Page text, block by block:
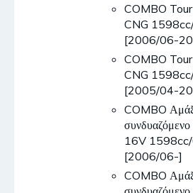
COMBO
CNG
[2006/06-
COMBO
CNG
[2005/04-
COMBO
16V
[2006/06-]
COMBO